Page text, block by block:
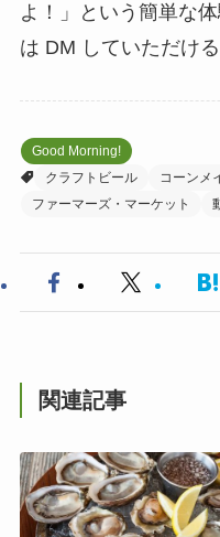
よ！」という簡単な
は DM していただけ
Good Morning!
クラフトビール
コーンメ
ファーマーズ・マーケット
関連記事